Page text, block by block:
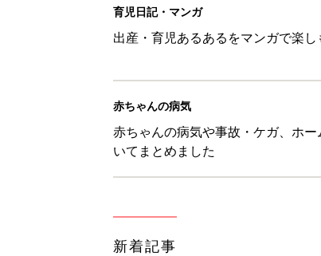
育児日記・マンガ
出産・育児あるあるをマンガで楽し
赤ちゃんの病気
赤ちゃんの病気や事故・ケガ、ホー
いてまとめました
新着記事